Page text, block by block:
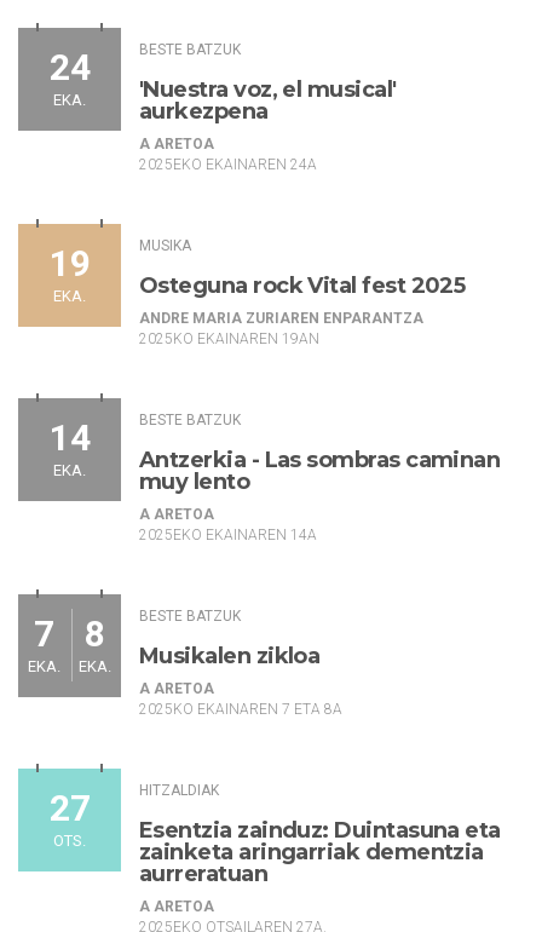
24
EKA.
BESTE BATZUK
'Nuestra voz, el musical'
aurkezpena
A ARETOA
2025EKO EKAINAREN 24A
19
EKA.
MUSIKA
Osteguna rock Vital fest 2025
ANDRE MARIA ZURIAREN ENPARANTZA
2025KO EKAINAREN 19AN
14
EKA.
BESTE BATZUK
Antzerkia - Las sombras caminan
muy lento
A ARETOA
2025EKO EKAINAREN 14A
7
EKA.
8
EKA.
BESTE BATZUK
Musikalen zikloa
A ARETOA
2025KO EKAINAREN 7 ETA 8A
27
OTS.
HITZALDIAK
Esentzia zainduz: Duintasuna eta
zainketa aringarriak dementzia
aurreratuan
A ARETOA
2025EKO OTSAILAREN 27A.